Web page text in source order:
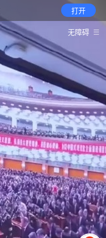
打开
无障碍